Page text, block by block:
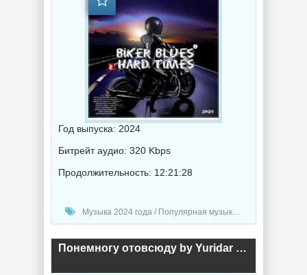
Год выпуска: 2024
Битрейт аудио: 320 Kbps
Продолжительность: 12:21:28
Музыка 2024 года / Популярная музыка / Рок - альтернативная музыка / Блюз музыка / Музыка VA
Понемногу отовсюду by Yuridar #A (2024) торрент